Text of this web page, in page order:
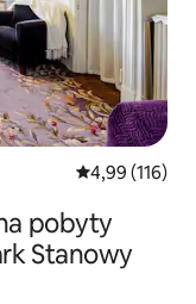
Średnia
4,99 (116)
pobyty
Stanowy